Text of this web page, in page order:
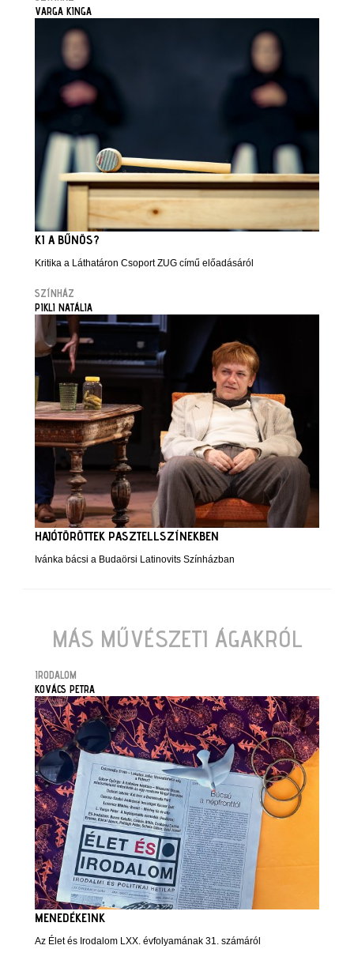
VARGA KINGA
KI A BŰNÖS?
Kritika a Láthatáron Csoport ZUG című előadásáról
SZÍNHÁZ
PIKLI NATÁLIA
HAJÓTÖRÖTTEK PASZTELLSZÍNEKBEN
Ivánka bácsi a Budaörsi Latinovits Színházban
MÁS MŰVÉSZETI ÁGAKRÓL
IRODALOM
KOVÁCS PETRA
MENEDÉKEINK
Az Élet és Irodalom LXX. évfolyamának 31. számáról